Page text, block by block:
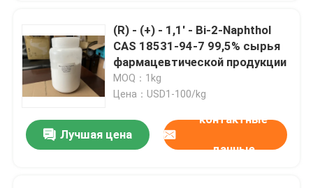
(R) - (+) - 1,1' - Bi-2-Naphthol
CAS 18531-94-7 99,5% сырья
фармацевтической продукции
MOQ：1kg
Цена：USD1-100/kg
Лучшая цена
контактные
данные